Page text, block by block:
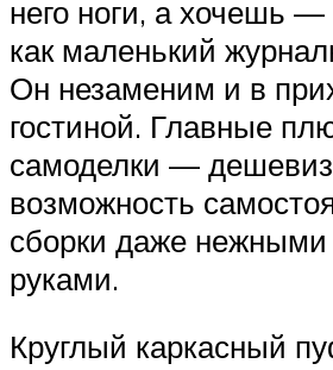
него ноги, а хочешь —
как маленький
Он незаменим и в
гостиной. Главные
самоделки —
возможность
сборки даже
руками.
Круглый каркасный